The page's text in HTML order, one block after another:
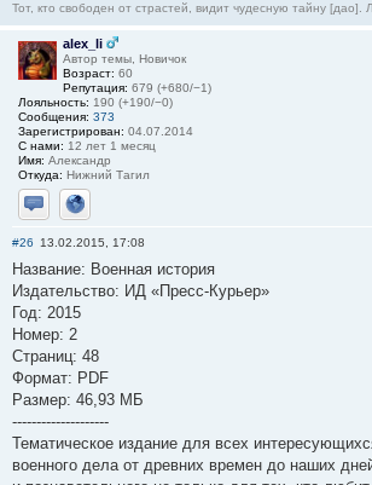
Тот, кто свободен от страстей, видит чудесную тайну [дао].
alex_li
Автор темы, Новичок
Возраст: 60
Репутация: 679 (+680/−1)
Лояльность: 190 (+190/−0)
Сообщения: 373
Зарегистрирован: 04.07.2014
С нами: 12 лет 1 месяц
Имя: Александр
Откуда: Нижний Тагил
Отправить личное сообщение
Сайт
#26 13.02.2015, 17:08
Название: Военная история
Издательство: ИД «Пресс-Курьер»
Год: 2015
Номер: 2
Страниц: 48
Формат: PDF
Размер: 46,93 МБ
--------------------
Тематическое издание для всех
военного дела от древних времен до наших